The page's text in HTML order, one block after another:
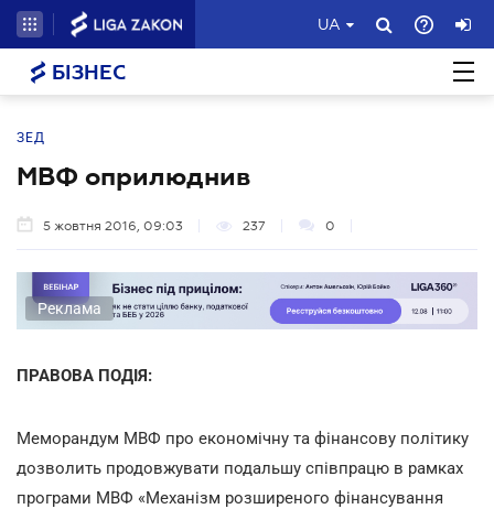
UA
БІЗНЕС
ЗЕД
МВФ оприлюднив
5 жовтня 2016, 09:03 237 0
Реклама
ПРАВОВА ПОДІЯ:
Меморандум МВФ про економічну та фінансову політику
дозволить продовжувати подальшу співпрацю в рамках
програми МВФ «Механізм розширеного фінансування